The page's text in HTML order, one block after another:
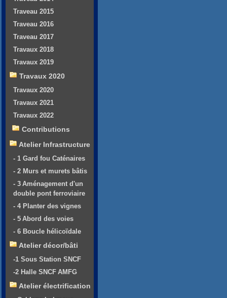
Traveau 2015
Traveau 2016
Traveau 2017
Travaux 2018
Travaux 2019
Travaux 2020
Travaux 2020
Travaux 2021
Travaux 2022
Contributions
Atelier Infrastructure
- 1 Gard fou Caténaires
- 2 Murs et murets bâtis
- 3 Aménagement d'un
double pont ferroviaire
- 4 Planter des vignes
- 5 Abord des voies
- 6 Boucle hélicoïdale
Atelier décor/bâti
-1 Sous Station SNCF
-2 Halle SNCF AMFG
Atelier électrification